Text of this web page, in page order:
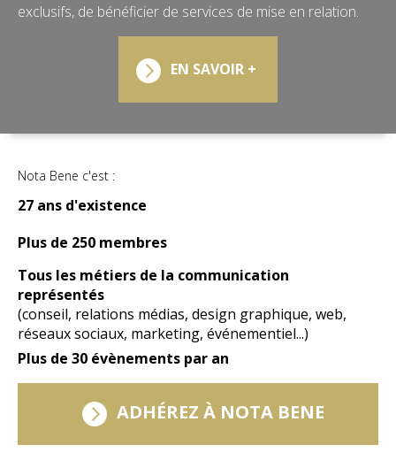
exclusifs, de bénéficier de services de mise en relation.
EN SAVOIR +
Nota Bene c'est :
27 ans d'existence
Plus de 250 membres
Tous les métiers de la communication
représentés
(conseil, relations médias, design graphique, web,
réseaux sociaux, marketing, événementiel...)
Plus de 30 évènements par an
ADHÉREZ À NOTA BENE